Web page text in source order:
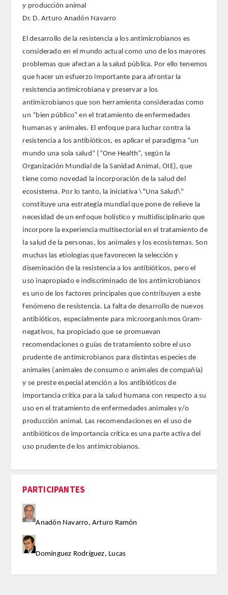
ARQUITECTURA Y BELLAS ARTES
VETERINARIA
NUMERO
SUPERNUMERARIOS
CORRESPONDIENTES
Nacionales
Extranjeros
HONOR
HISTÓRICO DE ACADÉMICOS
NÚMERO
CORRESPONDIENTES
NACIONALES
EXTRANJEROS
HONOR
ACTIVIDADES
ACTIVIDADES REALIZADAS
HISTÓRICO
VIDEOTECA
PREMIOS
PREMIOS 2026
y producción animal
Dr. D. Arturo Anadón Navarro
El desarrollo de la resistencia a los antimicrobianos es
considerado en el mundo actual como uno de los mayores
problemas que afectan a la salud pública. Por ello tenemos
que hacer un esfuerzo importante para afrontar la
resistencia antimicrobiana y preservar a los
antimicrobianos que son herramienta consideradas como
un “bien público” en el tratamiento de enfermedades
humanas y animales. El enfoque para luchar contra la
resistencia a los antibióticos, es aplicar el paradigma “un
mundo una sola salud” (“One Health”, según la
Organización Mundial de la Sanidad Animal, OIE), que
tiene como novedad la incorporación de la salud del
ecosistema. Por lo tanto, la iniciativa \"Una Salud\"
constituye una estrategia mundial que pone de relieve la
necesidad de un enfoque holístico y multidisciplinario que
incorpore la experiencia multisectorial en el tratamiento de
la salud de la personas, los animales y los ecosistemas. Son
muchas las etiologías que favorecen la selección y
diseminación de la resistencia a los antibióticos, pero el
uso inapropiado e indiscriminado de los antimicrobianos
es uno de los factores principales que contribuyen a este
fenómeno de resistencia. La falta de desarrollo de nuevos
antibióticos, especialmente para microorganismos Gram-
negativos, ha propiciado que se promuevan
recomendaciones o guías de tratamiento sobre el uso
prudente de antimicrobianos para distintas especies de
animales (animales de consumo o animales de compañía)
y se preste especial atención a los antibióticos de
importancia crítica para la salud humana con respecto a su
uso en el tratamiento de enfermedades animales y/o
producción animal. Las recomendaciones en el uso de
antibióticos de importancia crítica es una parte activa del
uso prudente de los antimicrobianos.
PARTICIPANTES
Anadón Navarro, Arturo Ramón
Domínguez Rodríguez, Lucas